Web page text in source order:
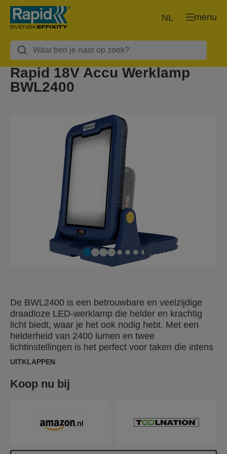
menu
NL
Rapid 18V Accu Werklamp
BWL2400
De BWL2400 is een betrouwbare en veelzijdige
draadloze LED-werklamp die helder en krachtig
licht biedt, waar je het ook nodig hebt. Met een
helderheid van 2400 lumen en twee
lichtinstellingen is het perfect voor taken die intens
werklicht vereisen, evenals zachtere, algemene
accu, zodat je overal kunt werken – in de garage,
schuur, zolder of andere plaatsen zonder
hebt. De werklamp is gemakkelijk op te zetten of
handvat. Hij is lichtgewicht, compact en eenvoudig
UITKLAPPEN
Koop nu bij